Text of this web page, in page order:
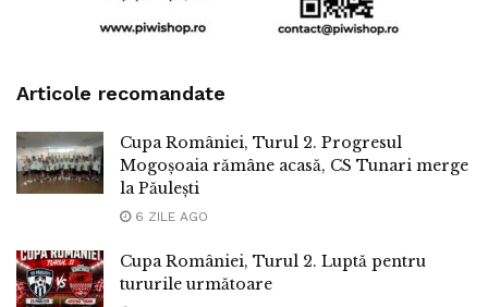
Articole recomandate
Cupa României, Turul 2. Progresul
Mogoșoaia rămâne acasă, CS Tunari merge
la Păulești
6 ZILE AGO
Cupa României, Turul 2. Luptă pentru
tururile următoare